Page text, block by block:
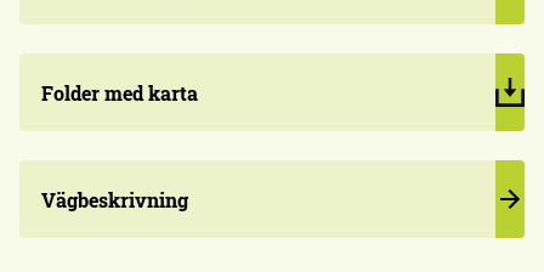
Folder med karta
Vägbeskrivning